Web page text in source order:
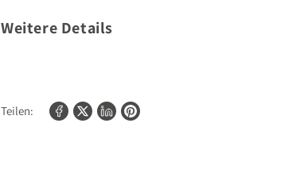
Weitere Details
Teilen: